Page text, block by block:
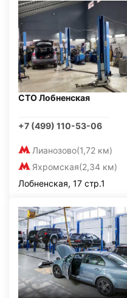
СТО Лобненская
+7 (499) 110-53-06
Лианозово(1,72 км)
Яхромская(2,34 км)
Лобненская, 17 стр.1